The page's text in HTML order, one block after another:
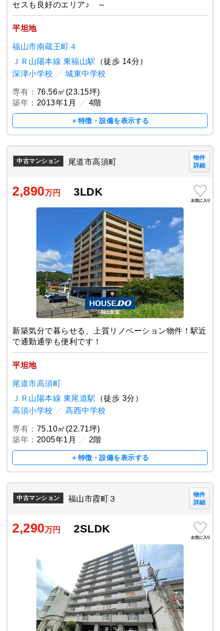
セスも良好のエリア♪ ～
平坦地
福山市南蔵王町４
ＪＲ山陽本線 東福山駅
（徒歩 14分）
深津小学校 ／ 城東中学校
専有： 76.56㎡(23.15坪)
築年： 2013年1月 ／ 4階
＋特徴・設備を表示する
中古マンション 尾道市高須町
物件
詳細
2,890万円 3LDK
新築気分で暮らせる、上質リノベーション物件！駅近
で通勤通学も便利です！
平坦地
尾道市高須町
ＪＲ山陽本線 東尾道駅
（徒歩 3分）
高須小学校 ／ 高西中学校
専有： 75.10㎡(22.71坪)
築年： 2005年1月 ／ 2階
＋特徴・設備を表示する
中古マンション 福山市霞町３
物件
詳細
2,290万円 2SLDK